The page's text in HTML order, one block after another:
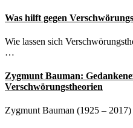
Was hilft gegen
Wie lassen sich
…
Zygmunt Bauman:
Verschwörungstheorien
Zygmunt Bauman (1925 –